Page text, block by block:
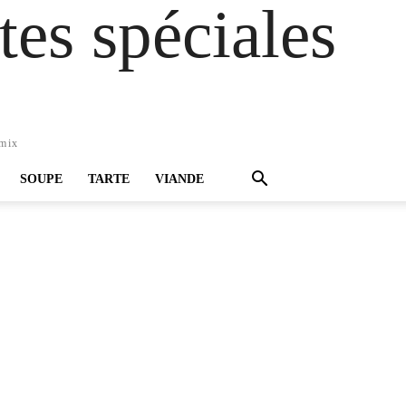
spéciales
SOUPE TARTE VIANDE